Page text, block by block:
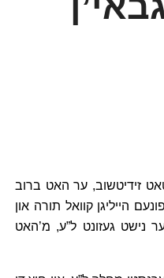
זידיטשוב, ער האט ברוב
הייליגן קוואל תורה און
נישט געזונט ל”ע, מ’האט